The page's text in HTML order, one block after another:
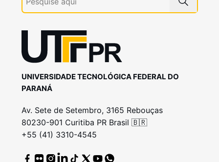
UNIVERSIDADE TECNOLÓGICA FEDERAL DO
PARANÁ
Av. Sete de Setembro, 3165 Rebouças
80230-901 Curitiba PR Brasil 🇧🇷
+55 (41) 3310-4545